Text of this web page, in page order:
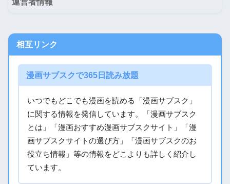
運営者情報
相互リンク
漫画サブスクで365日読み放題
いつでもどこでも漫画を読める「漫画サブスク」
に関する情報を発信しています。「漫画サブスク
とは」「漫画おすすめ漫画サブスクサイト」「漫
画サブスクサイトの選び方」「漫画サブスクのお
役立ち情報」等の情報をどこよりも詳しく紹介し
ています。